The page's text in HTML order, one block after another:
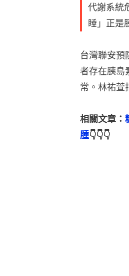
代謝系統
睡」正是
台灣聯安預
者存在胰島
常。林祐萱
相關文章：
腫👇👇👇